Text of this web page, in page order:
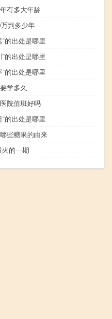
有多大年龄
判多少年
的出处是哪里
的出处是哪里
的出处是哪里
学多久
院值班好吗
的出处是哪里
些糖果的由来
的一期